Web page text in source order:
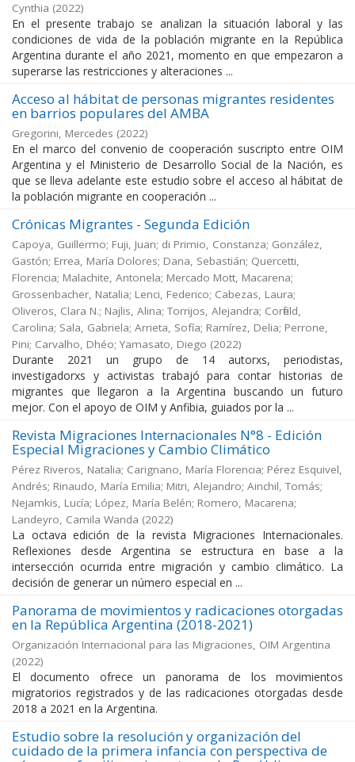
Cynthia (2022)
En el presente trabajo se analizan la situación laboral y las
condiciones de vida de la población migrante en la República
Argentina durante el año 2021, momento en que empezaron a
superarse las restricciones y alteraciones ...
Acceso al hábitat de personas migrantes residentes
en barrios populares del AMBA
Gregorini, Mercedes (2022)
En el marco del convenio de cooperación suscripto entre OIM
Argentina y el Ministerio de Desarrollo Social de la Nación, es
que se lleva adelante este estudio sobre el acceso al hábitat de
la población migrante en cooperación ...
Crónicas Migrantes - Segunda Edición
Capoya, Guillermo; Fuji, Juan; di Primio, Constanza; González,
Gastón; Errea, María Dolores; Dana, Sebastián; Quercetti,
Florencia; Malachite, Antonela; Mercado Mott, Macarena;
Grossenbacher, Natalia; Lenci, Federico; Cabezas, Laura;
Oliveros, Clara N.; Najlis, Alina; Torrijos, Alejandra; Corfield,
Carolina; Sala, Gabriela; Arrieta, Sofía; Ramírez, Delia; Perrone,
Pini; Carvalho, Dhéo; Yamasato, Diego (2022)
Durante 2021 un grupo de 14 autorxs, periodistas,
investigadorxs y activistas trabajó para contar historias de
migrantes que llegaron a la Argentina buscando un futuro
mejor. Con el apoyo de OIM y Anfibia, guiados por la ...
Revista Migraciones Internacionales N°8 - Edición
Especial Migraciones y Cambio Climático
Pérez Riveros, Natalia; Carignano, María Florencia; Pérez Esquivel,
Andrés; Rinaudo, María Emilia; Mitri, Alejandro; Ainchil, Tomás;
Nejamkis, Lucía; López, María Belén; Romero, Macarena;
Landeyro, Camila Wanda (2022)
La octava edición de la revista Migraciones Internacionales.
Reflexiones desde Argentina se estructura en base a la
intersección ocurrida entre migración y cambio climático. La
decisión de generar un número especial en ...
Panorama de movimientos y radicaciones otorgadas
en la República Argentina (2018-2021)
Organización Internacional para las Migraciones, OIM Argentina
(2022)
El documento ofrece un panorama de los movimientos
migratorios registrados y de las radicaciones otorgadas desde
2018 a 2021 en la Argentina.
Estudio sobre la resolución y organización del
cuidado de la primera infancia con perspectiva de